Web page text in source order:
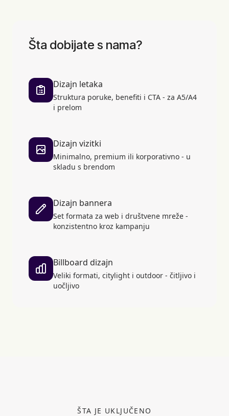
Šta dobijate s nama?
Dizajn letaka
Struktura poruke, benefiti i CTA - za A5/A4
i prelom
Dizajn vizitki
Minimalno, premium ili korporativno - u
skladu s brendom
Dizajn bannera
Set formata za web i društvene mreže -
konzistentno kroz kampanju
Billboard dizajn
Veliki formati, citylight i outdoor - čitljivo i
uočljivo
ŠTA JE UKLJUČENO